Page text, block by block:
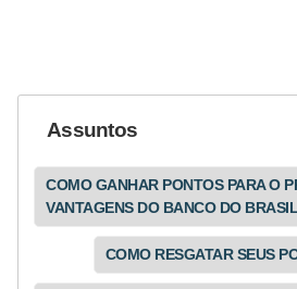
Assuntos
COMO GANHAR PONTOS PARA O
VANTAGENS DO BANCO DO
COMO RESGATAR SEUS
a
r
o